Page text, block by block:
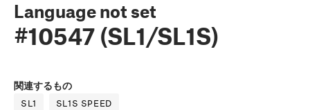
Language not set
#10547 (SL1/SL1S)
関連するもの
SL1 SL1S SPEED